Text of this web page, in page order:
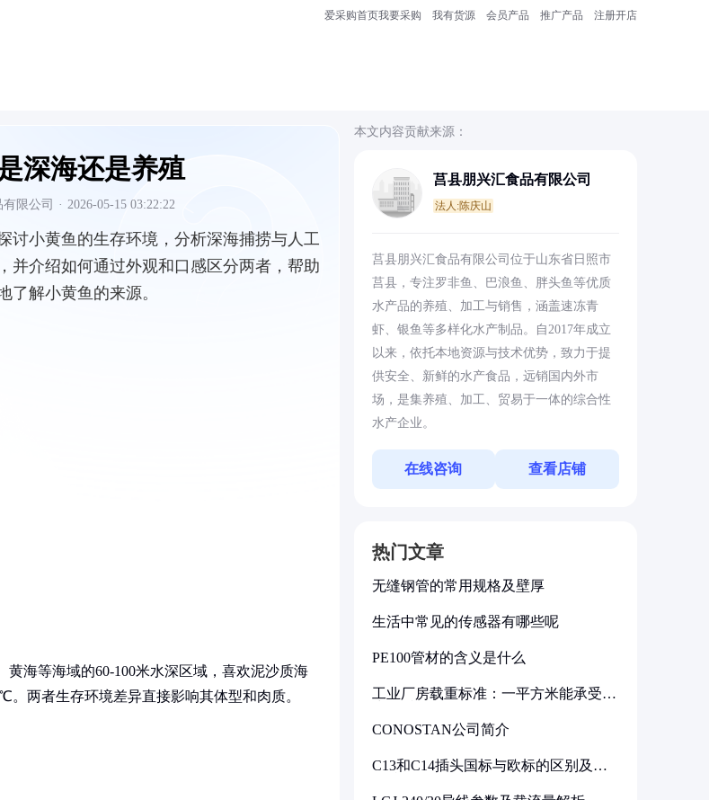
爱采购首页我要采购 我有货源 会员产品 推广产品 注册开店
深海还是养殖
限公司 · 2026-05-15 03:22:22
讨小黄鱼的生存环境，分析深海捕捞与人工
并介绍如何通过外观和口感区分两者，帮助
了解小黄鱼的来源。
海等海域的60-100米水深区域，喜欢泥沙质海
两者生存环境差异直接影响其体型和肉质。
本文内容贡献来源：
莒县朋兴汇食品有限公司
法人:陈庆山
莒县朋兴汇食品有限公司位于山东省日照市
莒县，专注罗非鱼、巴浪鱼、胖头鱼等优质
水产品的养殖、加工与销售，涵盖速冻青
虾、银鱼等多样化水产制品。自2017年成立
以来，依托本地资源与技术优势，致力于提
供安全、新鲜的水产食品，远销国内外市
场，是集养殖、加工、贸易于一体的综合性
水产企业。
在线咨询 查看店铺
热门文章
无缝钢管的常用规格及壁厚
生活中常见的传感器有哪些呢
PE100管材的含义是什么
工业厂房载重标准：一平方米能承受多
CONOSTAN公司简介
C13和C14插头国标与欧标的区别及其